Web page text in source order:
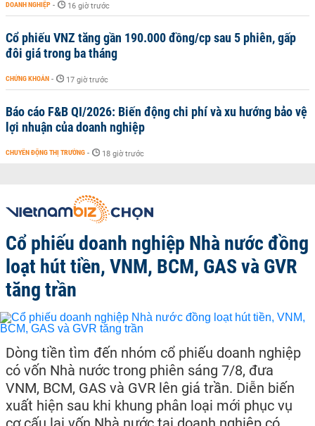
DOANH NGHIỆP - 16 giờ trước
Cổ phiếu VNZ tăng gần 190.000 đồng/cp sau 5 phiên, gấp
đôi giá trong ba tháng
CHỨNG KHOÁN - 17 giờ trước
Báo cáo F&B QI/2026: Biến động chi phí và xu hướng bảo vệ
lợi nhuận của doanh nghiệp
CHUYỂN ĐỘNG THỊ TRƯỜNG - 18 giờ trước
Cổ phiếu doanh nghiệp Nhà nước đồng
loạt hút tiền, VNM, BCM, GAS và GVR
tăng trần
Dòng tiền tìm đến nhóm cổ phiếu doanh nghiệp
có vốn Nhà nước trong phiên sáng 7/8, đưa
VNM, BCM, GAS và GVR lên giá trần. Diễn biến
xuất hiện sau khi khung phân loại mới phục vụ